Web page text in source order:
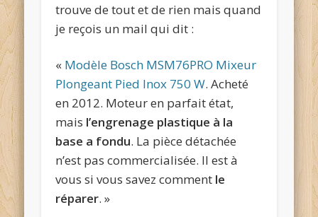
trouve de tout et de rien mais quand
je reçois un mail qui dit :
« Modèle Bosch MSM76PRO Mixeur
Plongeant Pied Inox 750 W. Acheté
en 2012. Moteur en parfait état,
mais l’engrenage plastique à la
base a fondu. La pièce détachée
n’est pas commercialisée. Il est à
vous si vous savez comment le
réparer. »